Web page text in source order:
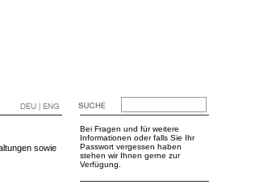
DEU | ENG
sowie
Bei Fragen und für weitere
Informationen oder falls Sie Ihr
Passwort vergessen haben
stehen wir Ihnen gerne zur
Verfügung.